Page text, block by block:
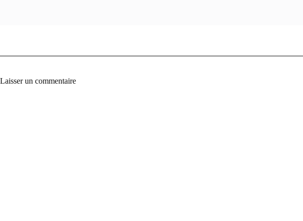
Laisser un commentaire